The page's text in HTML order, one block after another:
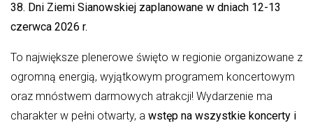
38. Dni Ziemi Sianowskiej zaplanowane w dniach 12-13
czerwca 2026 r.
To największe plenerowe święto w regionie organizowane z
ogromną energią, wyjątkowym programem koncertowym
oraz mnóstwem darmowych atrakcji! Wydarzenie ma
charakter w pełni otwarty, a wstęp na wszystkie koncerty i
3 4
10 11 12 13 14 15 16
17 18 19 20 21 22 23
24 25 26 27 28 29 30